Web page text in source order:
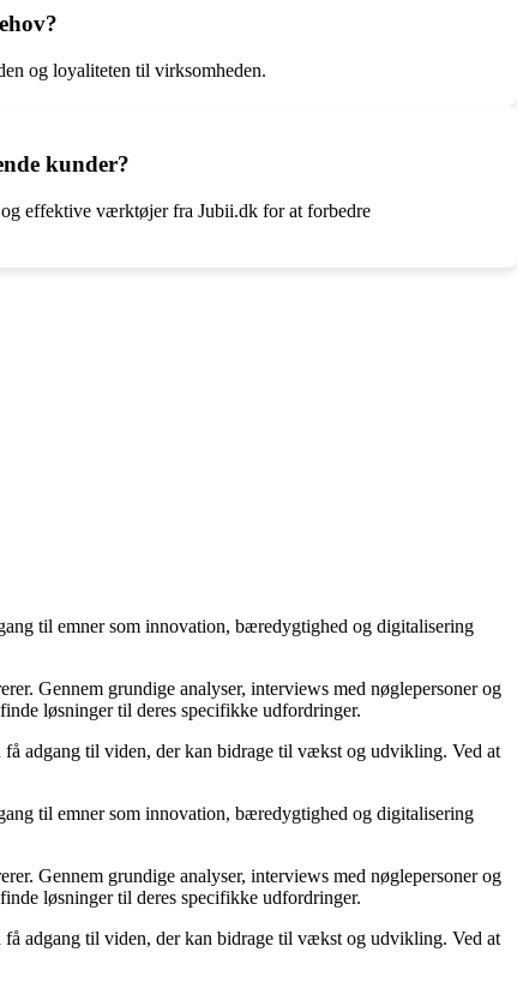
og loyaliteten til virksomheden.
kunder?
effektive værktøjer fra Jubii.dk for at forbedre
til emner som innovation, bæredygtighed og digitalisering
Gennem grundige analyser, interviews med nøglepersoner og
løsninger til deres specifikke udfordringer.
adgang til viden, der kan bidrage til vækst og udvikling. Ved at
til emner som innovation, bæredygtighed og digitalisering
Gennem grundige analyser, interviews med nøglepersoner og
løsninger til deres specifikke udfordringer.
adgang til viden, der kan bidrage til vækst og udvikling. Ved at